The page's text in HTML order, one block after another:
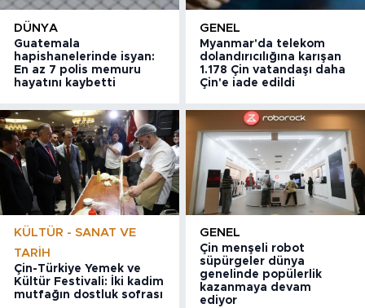
DÜNYA
Guatemala
hapishanelerinde isyan:
En az 7 polis memuru
hayatını kaybetti
GENEL
Myanmar'da telekom
dolandırıcılığına karışan
1.178 Çin vatandaşı daha
Çin'e iade edildi
KÜLTÜR - SANAT VE
TARIH
Çin-Türkiye Yemek ve
Kültür Festivali: İki kadim
mutfağın dostluk sofrası
GENEL
Çin menşeli robot
süpürgeler dünya
genelinde popülerlik
kazanmaya devam
ediyor